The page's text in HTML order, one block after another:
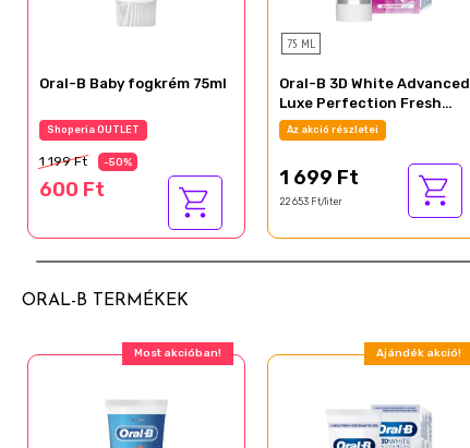
Oral-B Baby fogkrém 75ml
Az akció részletei
1 199 Ft -50%
600 Ft
75 ML
Oral-B 3D White Advanced
Luxe Perfection Fresh
Fogkrém, Eukaliptusz és
Menta 75 ml
Az akció részletei
1 699 Ft
22 653 Ft/liter
ORAL-B TERMÉKEK
Ajándék akció! Ajándék akció!